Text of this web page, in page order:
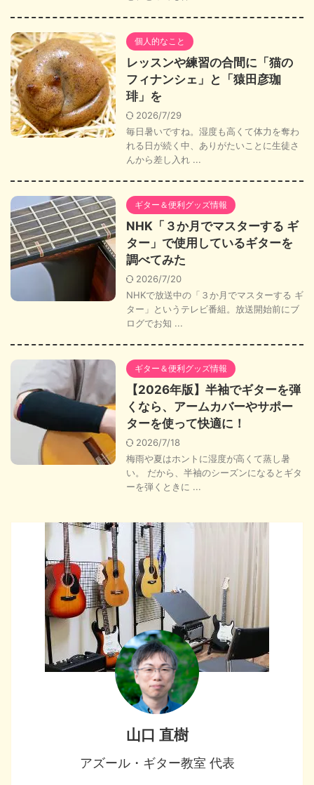
個人的なこと
レッスンや練習の合間に「猫の
フィナンシェ」と「猿田彦珈
琲」を
2026/7/29
毎日暑いですね。湿度も高くて体力を奪わ
れる日が続く中、ありがたいことに生徒さ
んから差し入れ ...
ギター＆便利グッズ情報
NHK「３か月でマスターする ギ
ター」で使用しているギターを
調べてみた
2026/7/20
NHKで放送中の「３か月でマスターする ギ
ター」というテレビ番組。放送開始前にブ
ログでお知 ...
ギター＆便利グッズ情報
【2026年版】半袖でギターを弾
くなら、アームカバーやサポー
ターを使って快適に！
2026/7/18
梅雨や夏はホントに湿度が高くて蒸し暑
い。 だから、半袖のシーズンになるとギタ
ーを弾くときに ...
山口 直樹
アズール・ギター教室 代表